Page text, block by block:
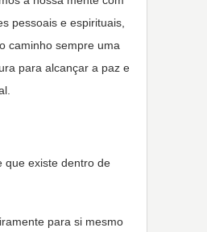
pessoais e espirituais,
caminho sempre uma
para alcançar a paz e
que existe dentro de
para si mesmo